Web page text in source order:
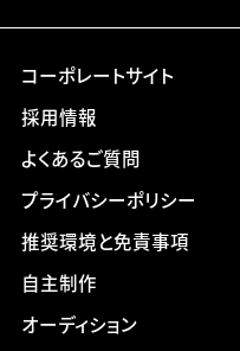
コーポレートサイト
採用情報
よくあるご質問
プライバシーポリシー
推奨環境と免責事項
自主制作
オーディション